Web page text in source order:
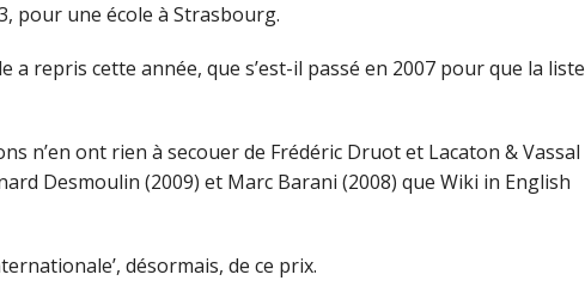
pour une école à Strasbourg.
a repris cette année, que s’est-il passé en 2007 pour que la liste
n’en ont rien à secouer de Frédéric Druot et Lacaton & Vassal
Desmoulin (2009) et Marc Barani (2008) que Wiki in English
désormais, de ce prix.